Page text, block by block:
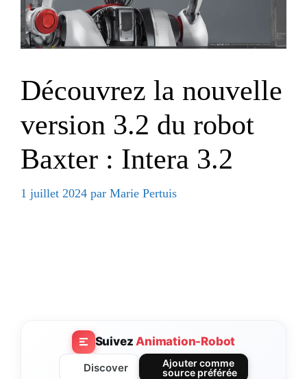
Découvrez la nouvelle
version 3.2 du robot
Baxter : Intera 3.2
1 juillet 2024 par Marie Pertuis
SuivezAnimation-Robot
Discover
Ajouter comme
source préférée